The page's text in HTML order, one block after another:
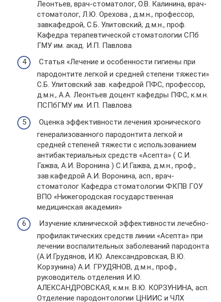
Леонтьев, врач-стоматолог, О.В. Калинина, врач-
стоматолог, Л.Ю. Орехова , д.м.н., профессор,
завкафедрой, С.Б. Улитовский, д.м.н., проф.
Кафедра терапевтической стоматологии СПб
ГМУ им. акад. И.П. Павлова
Статья «Лечение и особенности гигиены при
пародонтите легкой и средней степени тяжести»
С.Б. Улитовский зав. кафедрой ПФС, профессор,
д.м.н., А.А. Леонтьев доцент кафедры ПФС, к.м.н.
ПСПбГМУ им. И.П. Павлова
Оценка эффективности лечения хронического
генерализованного пародонтита легкой и
средней степеней тяжести с использованием
антибактериальных средств «Асепта» ( С.И.
Гажва, А.И. Воронина ) С.И.Гажва, д.м.н., проф.,
зав.кафедрой А.И. Воронина, асп., врач-
стоматолог Кафедра стоматологии ФКПВ ГОУ
ВПО «Нижегородская государственная
медицинская академия»
Изучение клинической эффективности лечебно-
профилактических средств линии «Асепта» при
лечении воспалительных заболеваний пародонта
(А.И.Грудянов, И.Ю. Александровская, В.Ю.
Корзунина) А.И. ГРУДЯНОВ, д.м.н., проф.,
руководитель отделения И.Ю.
АЛЕКСАНДРОВСКАЯ, к.м.н. В.Ю. КОРЗУНИНА, асп.
Отделение пародонтологии ЦНИИС и ЧЛХ